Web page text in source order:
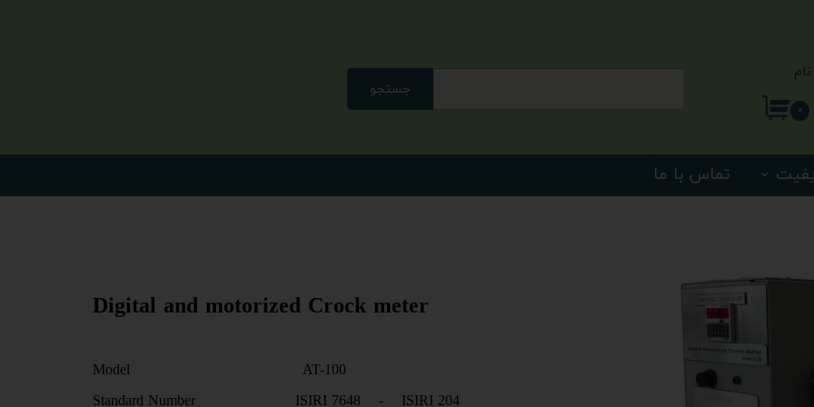
من
جستجو
تماس با ما
۰
Model AT-100
Standard Number ISIRI 7648 - ISIRI 204